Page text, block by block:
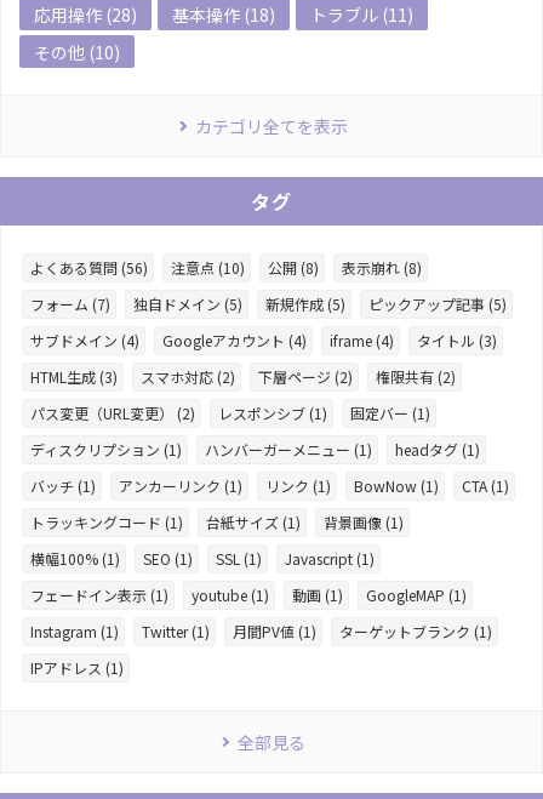
応用操作 (28) 基本操作 (18)
トラブル (11)
その他 (10)
カテゴリ全てを表示
タグ
よくある質問 (56) 注意点 (10) 公開 (8)
表示崩れ (8)
フォーム (7)
独自ドメイン (5) 新規作成 (5)
ピックアップ記事 (5)
サブドメイン (4)
Googleアカウント (4) iframe (4)
タイトル (3)
HTML生成 (3)
スマホ対応 (2) 下層ページ (2)
権限共有 (2)
パス変更（URL変更） (2)
レスポンシブ (1)
固定バー (1)
ディスクリプション (1)
ハンバーガーメニュー (1)
headタグ (1)
バッチ (1)
アンカーリンク (1) リンク (1) BowNow (1)
CTA (1)
トラッキングコード (1)
台紙サイズ (1)
背景画像 (1)
横幅100% (1)
SEO (1) SSL (1)
Javascript (1)
フェードイン表示 (1)
youtube (1) 動画 (1)
GoogleMAP (1)
Instagram (1)
Twitter (1) 月間PV値 (1)
ターゲットブランク (1)
IPアドレス (1)
全部見る